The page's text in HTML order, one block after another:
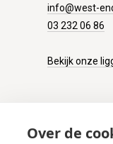
Over de
info@west-
03 232 06 86
Bekijk onze